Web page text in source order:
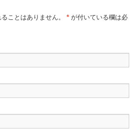
ことはありません。 * が付いている欄は必